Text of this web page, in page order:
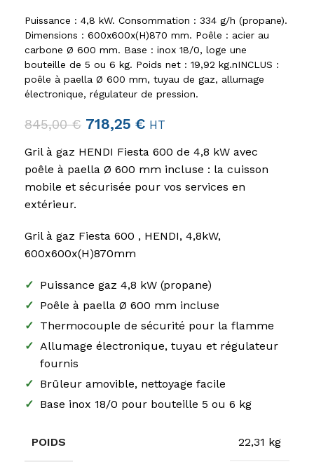
Puissance : 4,8 kW. Consommation : 334 g/h (propane).
Dimensions : 600x600x(H)870 mm. Poêle : acier au
carbone Ø 600 mm. Base : inox 18/0, loge une
bouteille de 5 ou 6 kg. Poids net : 19,92 kg.nINCLUS :
poêle à paella Ø 600 mm, tuyau de gaz, allumage
électronique, régulateur de pression.
845,00€ 718,25 € HT
Gril à gaz HENDI Fiesta 600 de 4,8 kW avec
poêle à paella Ø 600 mm incluse : la cuisson
mobile et sécurisée pour vos services en
extérieur.
Gril à gaz Fiesta 600 , HENDI, 4,8kW,
600x600x(H)870mm
✓ Puissance gaz 4,8 kW (propane)
✓ Poêle à paella Ø 600 mm incluse
✓ Thermocouple de sécurité pour la flamme
✓ Allumage électronique, tuyau et régulateur
fournis
✓ Brûleur amovible, nettoyage facile
✓ Base inox 18/0 pour bouteille 5 ou 6 kg
POIDS 22,31 kg